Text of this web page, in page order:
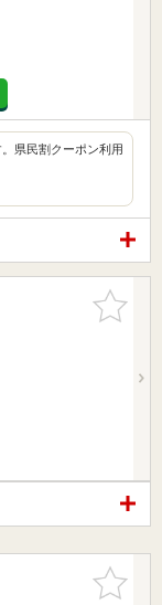
県民割クーポン利用
お気に入
りに追加
お気に入
りに追加